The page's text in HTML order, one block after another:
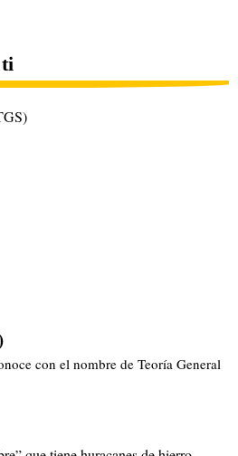
con el nombre de Teoría General